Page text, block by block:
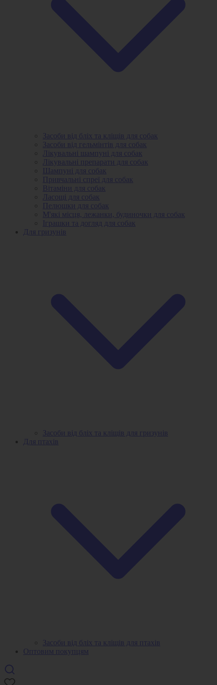
Засоби від бліх та кліщів для собак
Засоби від гельмінтів для собак
Лікувальні шампуні для собак
Лікувальні препарати для собак
Шампуні для собак
Привчальні спреї для собак
Вітаміни для собак
Ласощі для собак
Пелюшки для собак
М'які місця, лежанки, будиночки для собак
Іграшки та догляд для собак
Для гризунів
Засоби від бліх та кліщів для гризунів
Для птахів
Засоби від бліх та кліщів для птахів
Оптовим покупцям